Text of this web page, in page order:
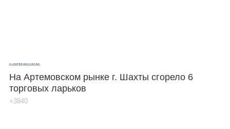
На Артемовском рынке г. Шахты сгорело 6
торговых ларьков
+3840